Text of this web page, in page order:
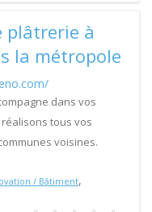
plâtrerie à
la métropole
dans vos
tous vos
voisines.
/ Bâtiment,